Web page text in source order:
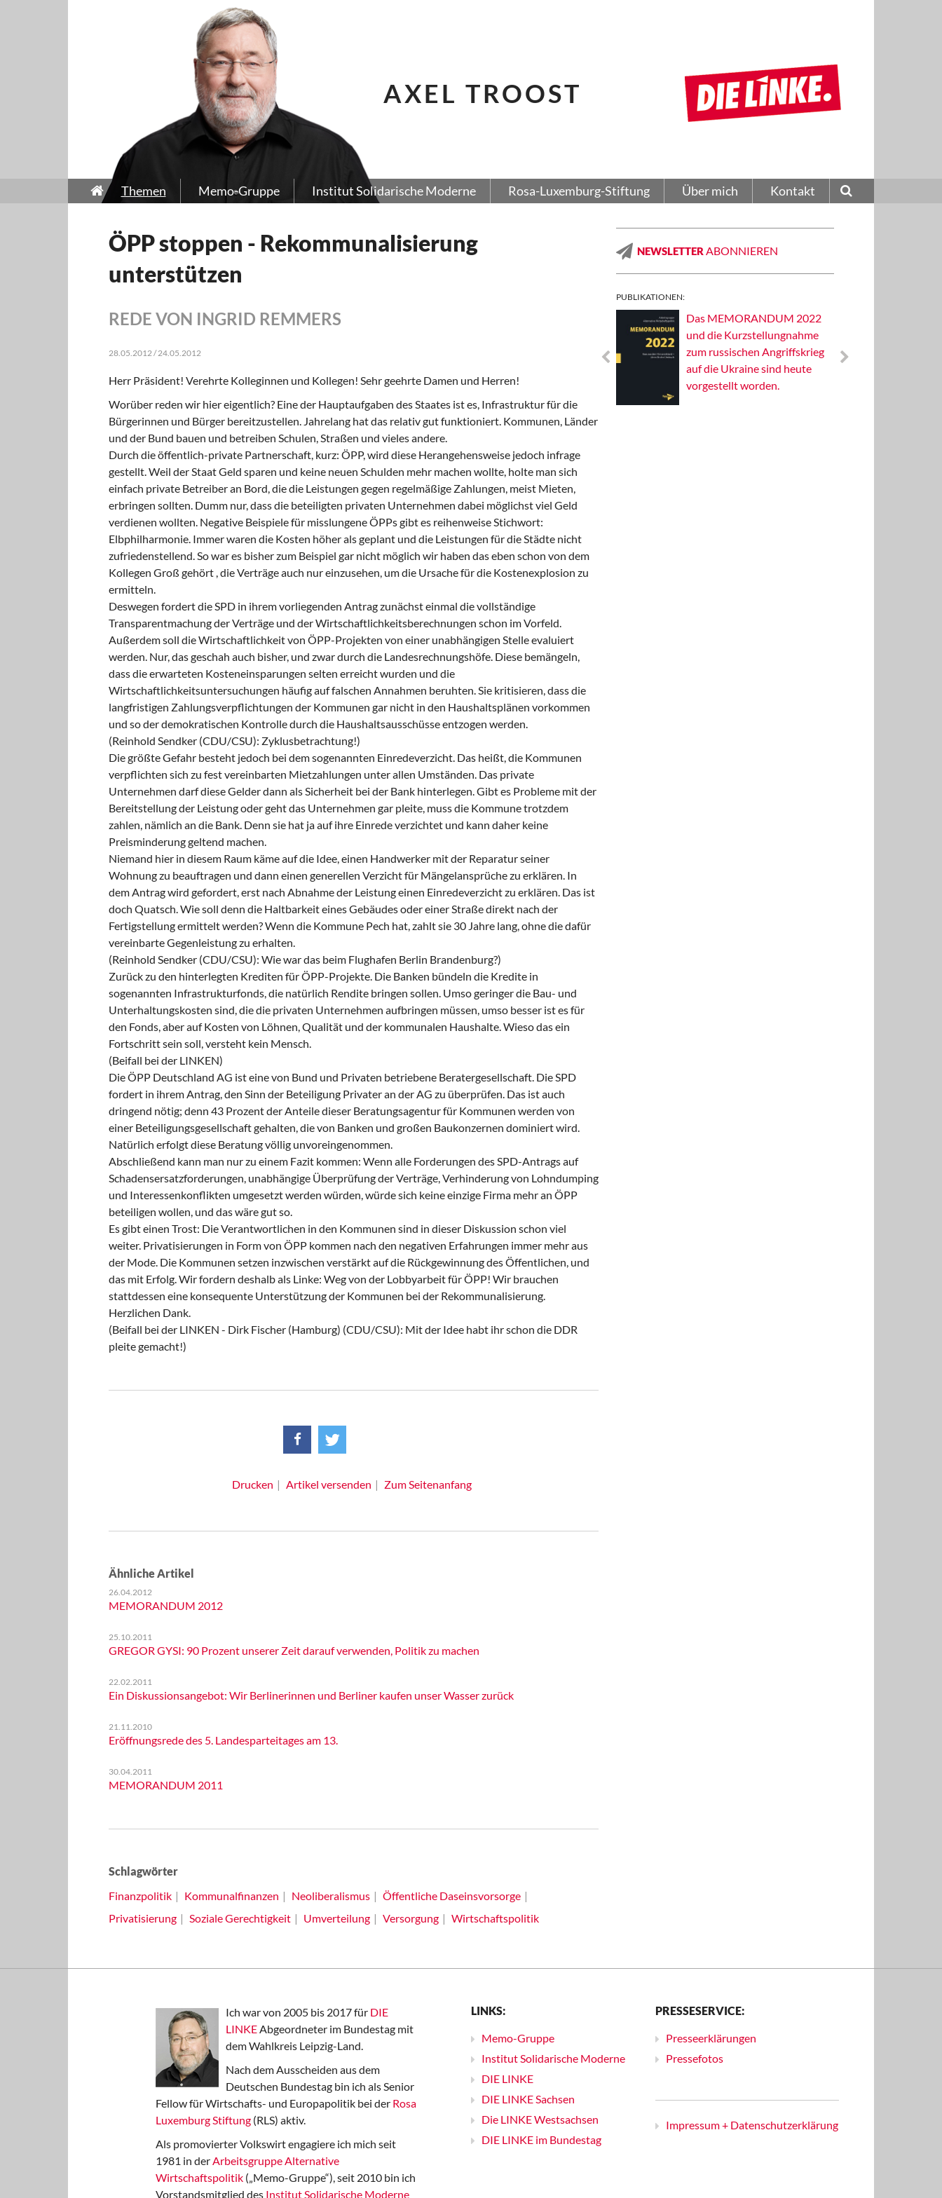
AXEL TROOST
Themen Memo-Gruppe Institut Solidarische Moderne Rosa-Luxemburg-Stiftung Über mich Kontakt
ÖPP stoppen - Rekommunalisierung
unterstützen
REDE VON INGRID REMMERS
28.05.2012 / 24.05.2012
Herr Präsident! Verehrte Kolleginnen und Kollegen! Sehr geehrte Damen und Herren!
Worüber reden wir hier eigentlich? Eine der Hauptaufgaben des Staates ist es, Infrastruktur für die
Bürgerinnen und Bürger bereitzustellen. Jahrelang hat das relativ gut funktioniert. Kommunen, Länder
und der Bund bauen und betreiben Schulen, Straßen und vieles andere.
Durch die öffentlich-private Partnerschaft, kurz: ÖPP, wird diese Herangehensweise jedoch infrage
gestellt. Weil der Staat Geld sparen und keine neuen Schulden mehr machen wollte, holte man sich
einfach private Betreiber an Bord, die die Leistungen gegen regelmäßige Zahlungen, meist Mieten,
erbringen sollten. Dumm nur, dass die beteiligten privaten Unternehmen dabei möglichst viel Geld
verdienen wollten. Negative Beispiele für misslungene ÖPPs gibt es reihenweise Stichwort:
Elbphilharmonie. Immer waren die Kosten höher als geplant und die Leistungen für die Städte nicht
zufriedenstellend. So war es bisher zum Beispiel gar nicht möglich wir haben das eben schon von dem
Kollegen Groß gehört , die Verträge auch nur einzusehen, um die Ursache für die Kostenexplosion zu
ermitteln.
Deswegen fordert die SPD in ihrem vorliegenden Antrag zunächst einmal die vollständige
Transparentmachung der Verträge und der Wirtschaftlichkeitsberechnungen schon im Vorfeld.
Außerdem soll die Wirtschaftlichkeit von ÖPP-Projekten von einer unabhängigen Stelle evaluiert
werden. Nur, das geschah auch bisher, und zwar durch die Landesrechnungshöfe. Diese bemängeln,
dass die erwarteten Kosteneinsparungen selten erreicht wurden und die
Wirtschaftlichkeitsuntersuchungen häufig auf falschen Annahmen beruhten. Sie kritisieren, dass die
langfristigen Zahlungsverpflichtungen der Kommunen gar nicht in den Haushaltsplänen vorkommen
und so der demokratischen Kontrolle durch die Haushaltsausschüsse entzogen werden.
(Reinhold Sendker (CDU/CSU): Zyklusbetrachtung!)
Die größte Gefahr besteht jedoch bei dem sogenannten Einredeverzicht. Das heißt, die Kommunen
verpflichten sich zu fest vereinbarten Mietzahlungen unter allen Umständen. Das private
Unternehmen darf diese Gelder dann als Sicherheit bei der Bank hinterlegen. Gibt es Probleme mit der
Bereitstellung der Leistung oder geht das Unternehmen gar pleite, muss die Kommune trotzdem
zahlen, nämlich an die Bank. Denn sie hat ja auf ihre Einrede verzichtet und kann daher keine
Preisminderung geltend machen.
Niemand hier in diesem Raum käme auf die Idee, einen Handwerker mit der Reparatur seiner
Wohnung zu beauftragen und dann einen generellen Verzicht für Mängelansprüche zu erklären. In
dem Antrag wird gefordert, erst nach Abnahme der Leistung einen Einredeverzicht zu erklären. Das ist
doch Quatsch. Wie soll denn die Haltbarkeit eines Gebäudes oder einer Straße direkt nach der
Fertigstellung ermittelt werden? Wenn die Kommune Pech hat, zahlt sie 30 Jahre lang, ohne die dafür
vereinbarte Gegenleistung zu erhalten.
(Reinhold Sendker (CDU/CSU): Wie war das beim Flughafen Berlin Brandenburg?)
Zurück zu den hinterlegten Krediten für ÖPP-Projekte. Die Banken bündeln die Kredite in
sogenannten Infrastrukturfonds, die natürlich Rendite bringen sollen. Umso geringer die Bau- und
Unterhaltungskosten sind, die die privaten Unternehmen aufbringen müssen, umso besser ist es für
den Fonds, aber auf Kosten von Löhnen, Qualität und der kommunalen Haushalte. Wieso das ein
Fortschritt sein soll, versteht kein Mensch.
(Beifall bei der LINKEN)
Die ÖPP Deutschland AG ist eine von Bund und Privaten betriebene Beratergesellschaft. Die SPD
fordert in ihrem Antrag, den Sinn der Beteiligung Privater an der AG zu überprüfen. Das ist auch
dringend nötig; denn 43 Prozent der Anteile dieser Beratungsagentur für Kommunen werden von
einer Beteiligungsgesellschaft gehalten, die von Banken und großen Baukonzernen dominiert wird.
Natürlich erfolgt diese Beratung völlig unvoreingenommen.
Abschließend kann man nur zu einem Fazit kommen: Wenn alle Forderungen des SPD-Antrags auf
Schadensersatzforderungen, unabhängige Überprüfung der Verträge, Verhinderung von Lohndumping
und Interessenkonflikten umgesetzt werden würden, würde sich keine einzige Firma mehr an ÖPP
beteiligen wollen, und das wäre gut so.
Es gibt einen Trost: Die Verantwortlichen in den Kommunen sind in dieser Diskussion schon viel
weiter. Privatisierungen in Form von ÖPP kommen nach den negativen Erfahrungen immer mehr aus
der Mode. Die Kommunen setzen inzwischen verstärkt auf die Rückgewinnung des Öffentlichen, und
das mit Erfolg. Wir fordern deshalb als Linke: Weg von der Lobbyarbeit für ÖPP! Wir brauchen
stattdessen eine konsequente Unterstützung der Kommunen bei der Rekommunalisierung.
Herzlichen Dank.
(Beifall bei der LINKEN - Dirk Fischer (Hamburg) (CDU/CSU): Mit der Idee habt ihr schon die DDR
pleite gemacht!)
Drucken Artikel versenden Zum Seitenanfang
Ähnliche Artikel
26.04.2012
MEMORANDUM 2012
25.10.2011
GREGOR GYSI: 90 Prozent unserer Zeit darauf verwenden, Politik zu machen
22.02.2011
Ein Diskussionsangebot: Wir Berlinerinnen und Berliner kaufen unser Wasser zurück
21.11.2010
Eröffnungsrede des 5. Landesparteitages am 13.
30.04.2011
MEMORANDUM 2011
Schlagwörter
Finanzpolitik
Kommunalfinanzen Neoliberalismus
Öffentliche Daseinsvorsorge
Privatisierung
Soziale Gerechtigkeit Umverteilung Versorgung Wirtschaftspolitik
NEWSLETTER ABONNIEREN
PUBLIKATIONEN:
Das MEMORANDUM 2022
und die Kurzstellungnahme
zum russischen Angriffskrieg
auf die Ukraine sind heute
vorgestellt worden.
Ich war von 2005 bis 2017 für DIE
LINKEAbgeordneter im Bundestag mit
dem Wahlkreis Leipzig-Land.
Nach dem Ausscheiden aus dem
Deutschen Bundestag bin ich als Senior
Fellow für Wirtschafts- und Europapolitik bei der Rosa
Luxemburg Stiftung (RLS) aktiv.
Als promovierter Volkswirt engagiere ich mich seit
1981 in derArbeitsgruppe Alternative
Wirtschaftspolitik („Memo-Gruppe“), seit 2010 bin ich
Vorstandsmitglied des Institut Solidarische Moderne
LINKS:
Memo-Gruppe
Institut Solidarische Moderne
DIE LINKE
DIE LINKE Sachsen
Die LINKE Westsachsen
DIE LINKE im Bundestag
PRESSESERVICE:
Presseerklärungen
Pressefotos
Impressum + Datenschutzerklärung